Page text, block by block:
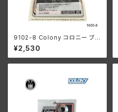
9102-8 Colony コロニー ブラ
ック オキサイド シリンダーベー
ス ナット セット ハーレーダビッ
ドソン 1978-1984年 80キュー
¥2,530